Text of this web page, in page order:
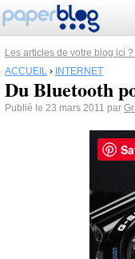
Les articles de votre blog ici
ACCUEIL › INTERNET
Du Bluetooth
Publié le 23 mars 2011 par